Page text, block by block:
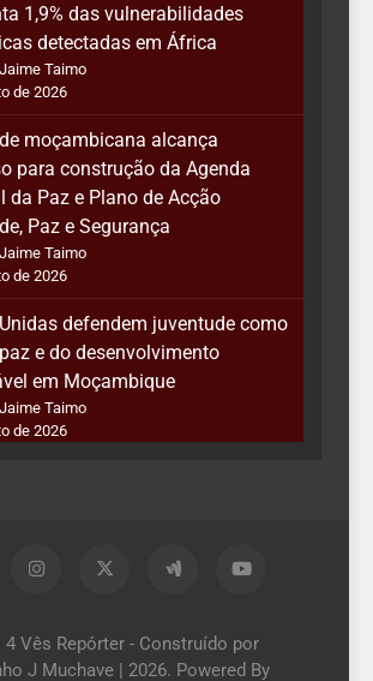
1,9% das vulnerabilidades
detectadas em África
Taimo
de 2026
moçambicana alcança
para construção da Agenda
da Paz e Plano de Acção
Paz e Segurança
Taimo
de 2026
defendem juventude como
e do desenvolvimento
em Moçambique
Taimo
de 2026
4 Vês Repórter - Construído por
J Muchave | 2026. Powered By